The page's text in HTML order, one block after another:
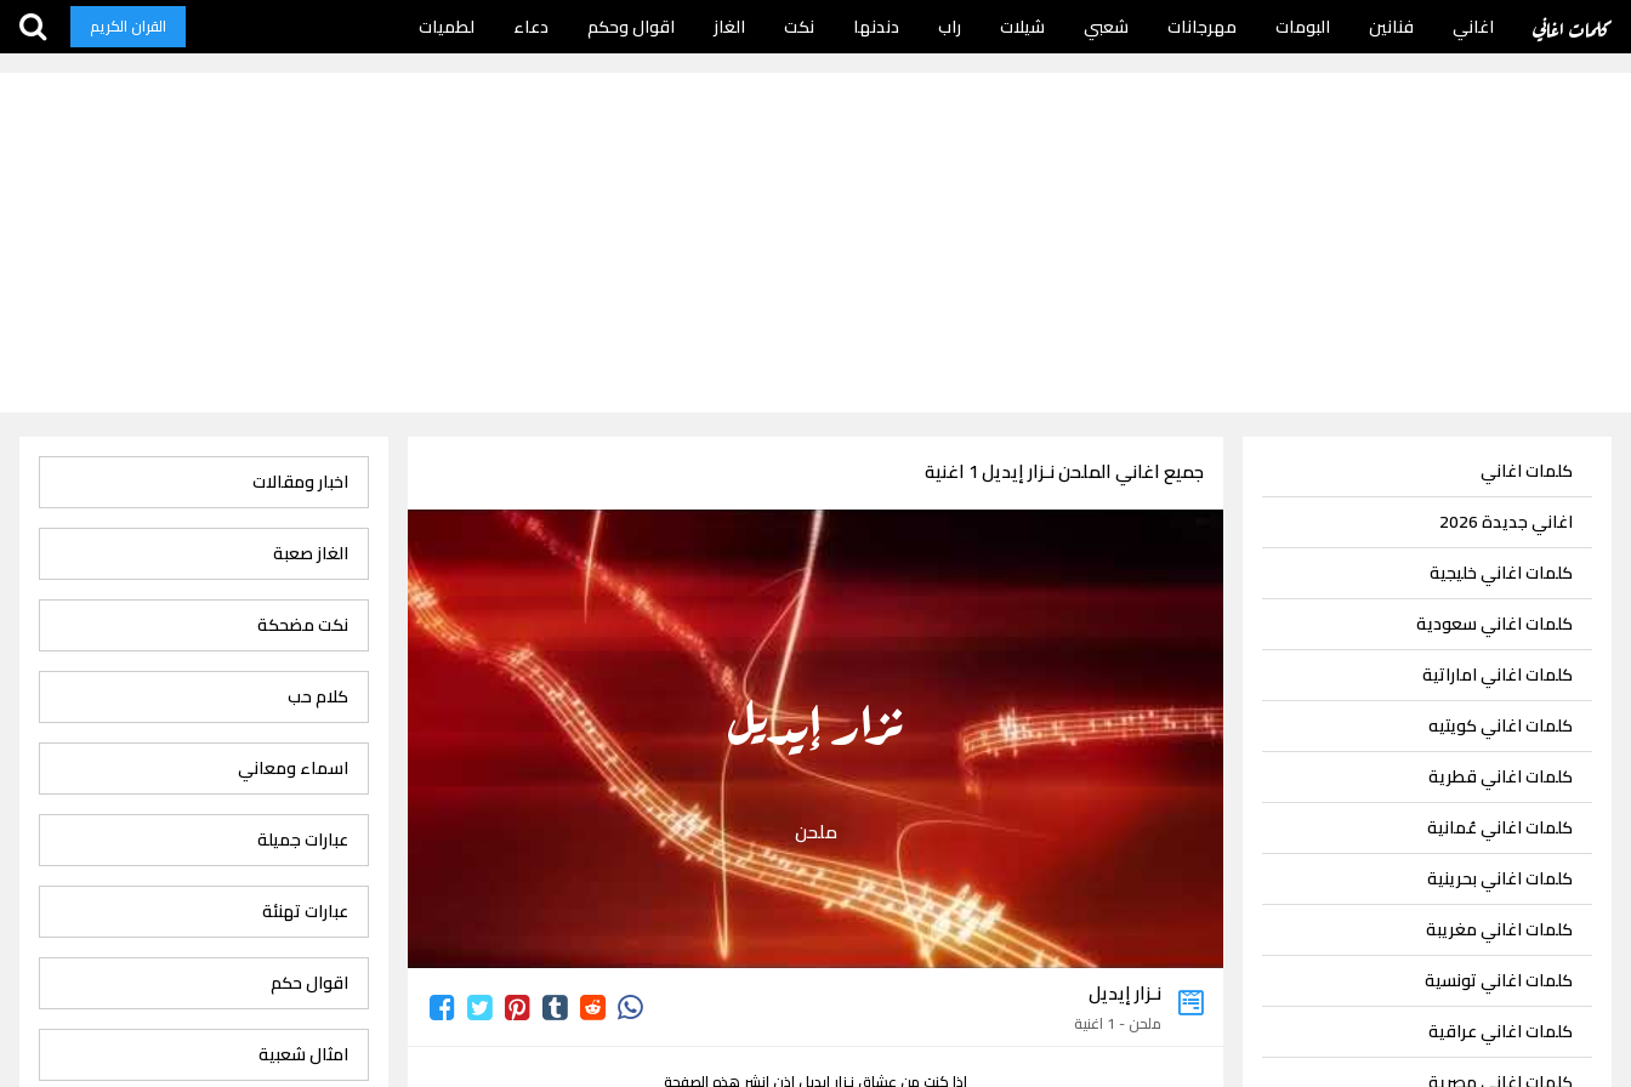
كلمات اغاني اغاني فنانين البومات مهرجانات شعبي شيلات راب دندنها نكت الغاز اقوال وحكم دعاء لطميات القران الكريم
كلمات اغاني
اغاني جديدة 2026
كلمات اغاني خليجية
كلمات اغاني سعودية
كلمات اغاني اماراتية
كلمات اغاني كويتيه
كلمات اغاني قطرية
كلمات اغاني عُمانية
كلمات اغاني بحرينية
كلمات اغاني مغريبة
كلمات اغاني تونسية
كلمات اغاني عراقية
جميع اغاني الملحن نـزار إيديل 1 اغنية
نـزار إيديل
ملحن
نـزار إيديل
ملحن - 1 اغنية
اخبار ومقالات
الغاز صعبة
نكت مضحكة
كلام حب
اسماء ومعاني
عبارات جميلة
عبارات تهنئة
اقوال حكم
امثال شعبية